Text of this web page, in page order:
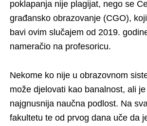
poklapanja nije plagijat, nego se
građansko obrazovanje (CGO),
bavi ovim slučajem od 2019.
nameračio na profesoricu.
Nekome ko nije u obrazovnom
može djelovati kao banalnost, ali
najgnusnija naučna podlost. Na
fakultetu te od prvog dana uče da